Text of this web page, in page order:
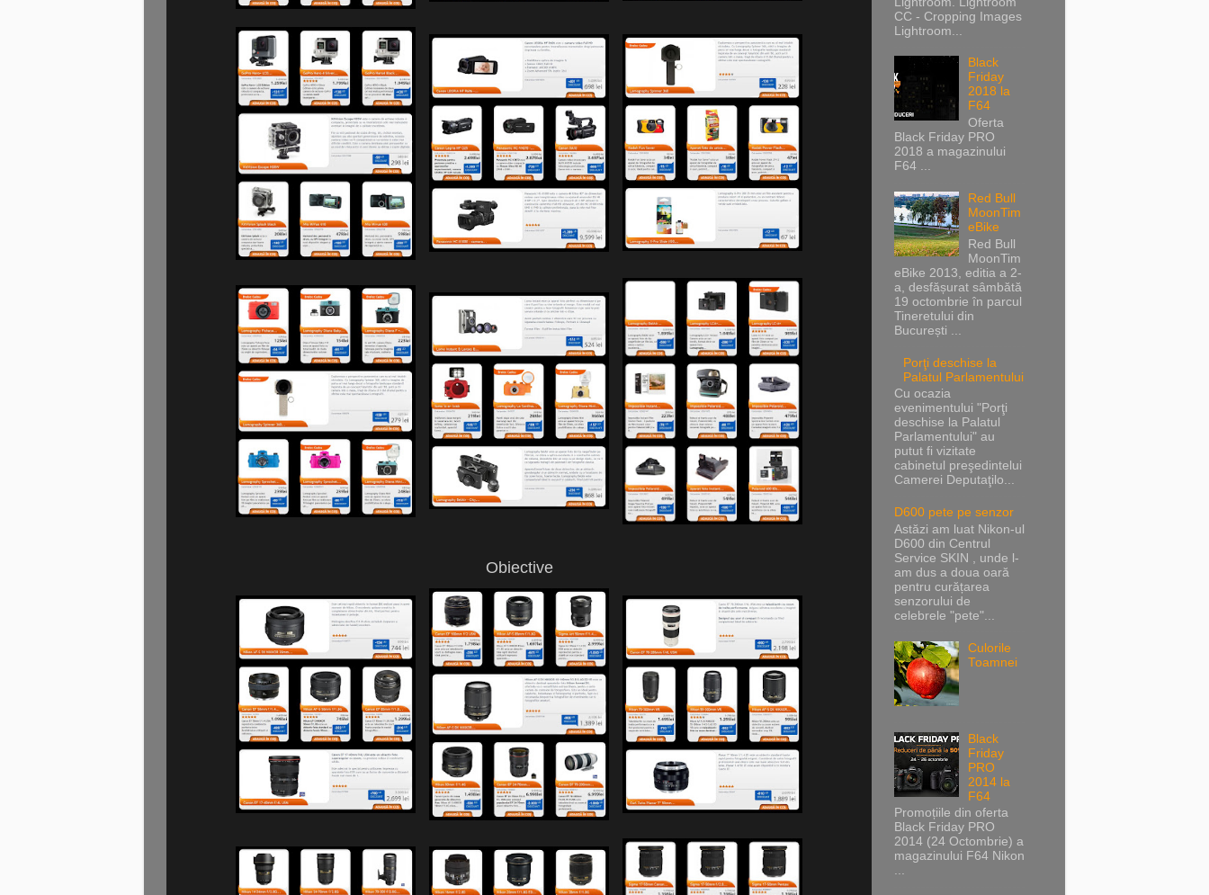
Obiective
CC - Cropping Images
Lightroom...
Black
Friday
2018 la
F64
Oferta
Black Friday PRO
2018 a magazinului
F64 ...
Red Bull
MoonTim
eBike
Red Bull
MoonTim
eBike 2013, editia a 2-
a, desfășurat sâmbătă
19 octombrie în parcul
Tineretului din
București ...
Porţi deschise la
Palatul Parlamentului
Cu ocazia
evenimentului "Porţi
deschise la Palatul
Parlamentului" au
putut fi vizitate
cabinetul preşedintelui
Camerei Deputaţilo...
D600 pete pe senzor
Astăzi am luat Nikon-ul
D600 din Centrul
Service SKIN , unde l-
am dus a doua oară
pentru curățarea
senzorului de
celebrele "pete"...
Culorile
Toamnei
Black
Friday
PRO
2014 la
F64
Promoțiile din oferta
Black Friday PRO
2014 (24 Octombrie) a
magazinului F64 Nikon
...